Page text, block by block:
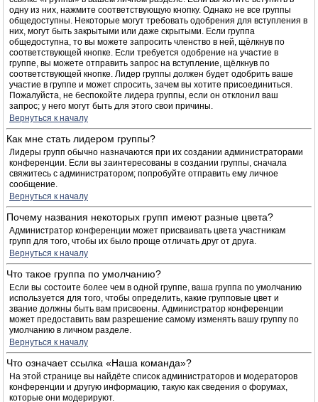
одну из них, нажмите соответствующую кнопку. Однако не все группы
общедоступны. Некоторые могут требовать одобрения для вступления в
них, могут быть закрытыми или даже скрытыми. Если группа
общедоступна, то вы можете запросить членство в ней, щёлкнув по
соответствующей кнопке. Если требуется одобрение на участие в
группе, вы можете отправить запрос на вступление, щёлкнув по
соответствующей кнопке. Лидер группы должен будет одобрить ваше
участие в группе и может спросить, зачем вы хотите присоединиться.
Пожалуйста, не беспокойте лидера группы, если он отклонил ваш
запрос; у него могут быть для этого свои причины.
Вернуться к началу
Как мне стать лидером группы?
Лидеры групп обычно назначаются при их создании администраторами
конференции. Если вы заинтересованы в создании группы, сначала
свяжитесь с администратором; попробуйте отправить ему личное
сообщение.
Вернуться к началу
Почему названия некоторых групп имеют разные цвета?
Администратор конференции может присваивать цвета участникам
групп для того, чтобы их было проще отличать друг от друга.
Вернуться к началу
Что такое группа по умолчанию?
Если вы состоите более чем в одной группе, ваша группа по умолчанию
используется для того, чтобы определить, какие групповые цвет и
звание должны быть вам присвоены. Администратор конференции
может предоставить вам разрешение самому изменять вашу группу по
умолчанию в личном разделе.
Вернуться к началу
Что означает ссылка «Наша команда»?
На этой странице вы найдёте список администраторов и модераторов
конференции и другую информацию, такую как сведения о форумах,
которые они модерируют.